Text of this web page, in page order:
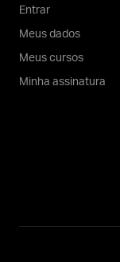
Entrar
Meus dados
Meus cursos
Minha assinatura